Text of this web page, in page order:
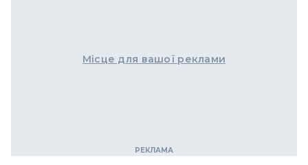
Місце для вашої реклами